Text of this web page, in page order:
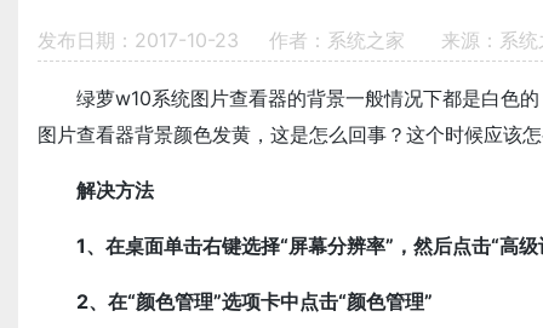
发布日期：2017-10-23 作者：系统之家 来源：系
绿萝w10系统图片查看器的背景一般情况下都是白色的
图片查看器背景颜色发黄，这是怎么回事？这个时候应该
解决方法
1、在桌面单击右键选择“屏幕分辨率”，然后点击“高级
2、在“颜色管理”选项卡中点击“颜色管理”